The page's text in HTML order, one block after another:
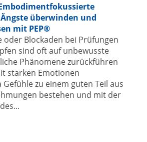
Ängste überwinden und
mit PEP®
Blockaden bei Prüfungen
sind oft auf unbewusste
Phänomene zurückführen
starken Emotionen
zu einem guten Teil aus
bestehen und mit der